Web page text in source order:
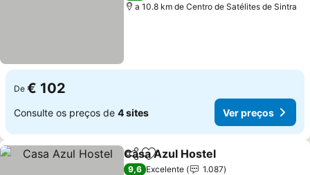
a 10.8 km de Centro de Satélites de Sintra
De € 102
Consulte os preços de 4 sites Ver preços
PartilharAdicionar aos favoritos
Casa Azul Hostel
9,6 Excelente
1.087